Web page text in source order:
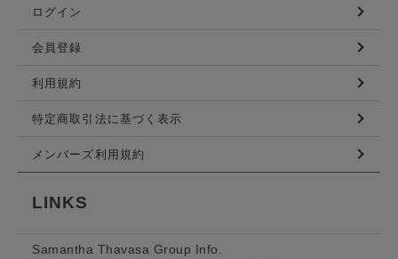
ログイン
会員登録
利用規約
特定商取引法に基づく表示
メンバーズ利用規約
LINKS
Samantha Thavasa Group Info.